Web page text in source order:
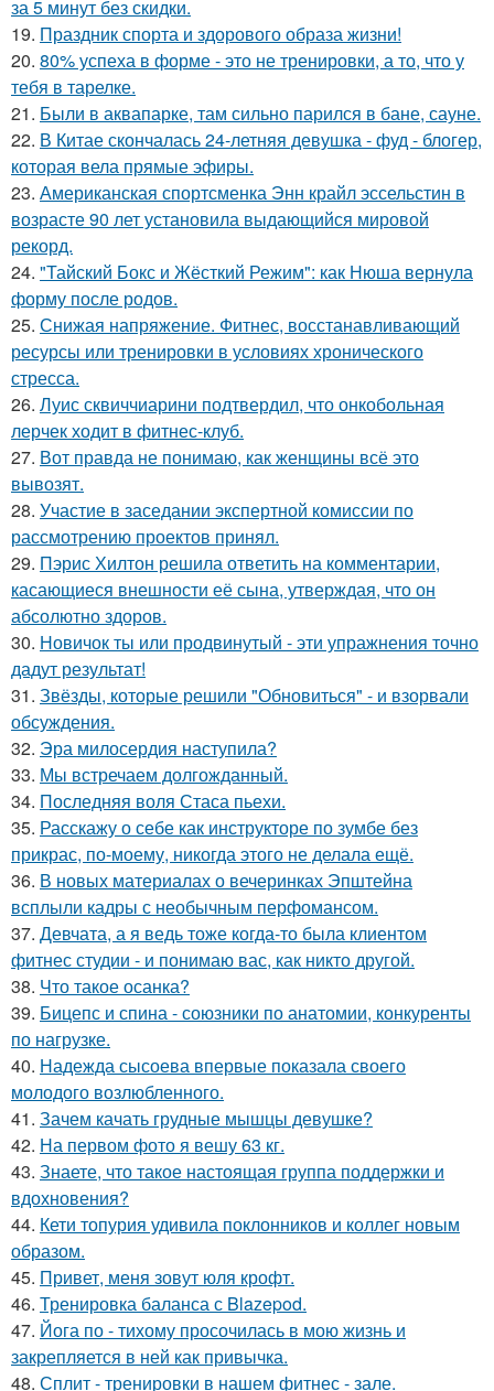
за 5 минут без скидки.
19. Праздник спорта и здорового образа жизни!
20. 80% успеха в форме - это не тренировки, а то, что у
тебя в тарелке.
21. Были в аквапарке, там сильно парился в бане, сауне.
22. В Китае скончалась 24-летняя девушка - фуд - блогер,
которая вела прямые эфиры.
23. Американская спортсменка Энн крайл эссельстин в
возрасте 90 лет установила выдающийся мировой
рекорд.
24. "Тайский Бокс и Жёсткий Режим": как Нюша вернула
форму после родов.
25. Снижая напряжение. Фитнес, восстанавливающий
ресурсы или тренировки в условиях хронического
стресса.
26. Луис сквиччиарини подтвердил, что онкобольная
лерчек ходит в фитнес-клуб.
27. Вот правда не понимаю, как женщины всё это
вывозят.
28. Участие в заседании экспертной комиссии по
рассмотрению проектов принял.
29. Пэрис Хилтон решила ответить на комментарии,
касающиеся внешности её сына, утверждая, что он
абсолютно здоров.
30. Новичок ты или продвинутый - эти упражнения точно
дадут результат!
31. Звёзды, которые решили "Обновиться" - и взорвали
обсуждения.
32. Эра милосердия наступила?
33. Мы встречаем долгожданный.
34. Последняя воля Стаса пьехи.
35. Расскажу о себе как инструкторе по зумбе без
прикрас, по-моему, никогда этого не делала ещё.
36. В новых материалах о вечеринках Эпштейна
всплыли кадры с необычным перфомансом.
37. Девчата, а я ведь тоже когда-то была клиентом
фитнес студии - и понимаю вас, как никто другой.
38. Что такое осанка?
39. Бицепс и спина - союзники по анатомии, конкуренты
по нагрузке.
40. Надежда сысоева впервые показала своего
молодого возлюбленного.
41. Зачем качать грудные мышцы девушке?
42. На первом фото я вешу 63 кг.
43. Знаете, что такое настоящая группа поддержки и
вдохновения?
44. Кети топурия удивила поклонников и коллег новым
образом.
45. Привет, меня зовут юля крофт.
46. Тренировка баланса с Blazepod.
47. Йога по - тихому просочилась в мою жизнь и
закрепляется в ней как привычка.
48. Сплит - тренировки в нашем фитнес - зале.